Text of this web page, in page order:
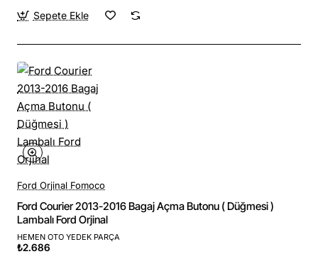
Sepete Ekle
Ford Orjinal Fomoco
Ford Courier 2013-2016 Bagaj Açma Butonu ( Düğmesi )
Lambalı Ford Orjinal
HEMEN OTO YEDEK PARÇA
₺2.686